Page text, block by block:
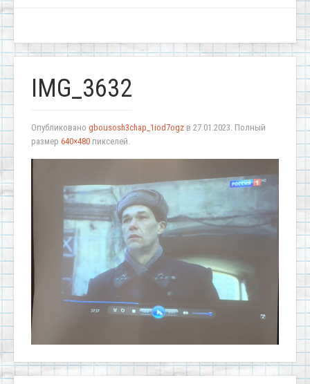
IMG_3632
Опубликовано gbousosh3chap_1iod7ogz в 27.01.2023. Полный
размер 640×480 пикселей.